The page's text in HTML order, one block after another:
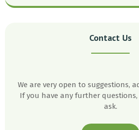
Contact Us
We are very open to suggestions,
If you have any further
ask.